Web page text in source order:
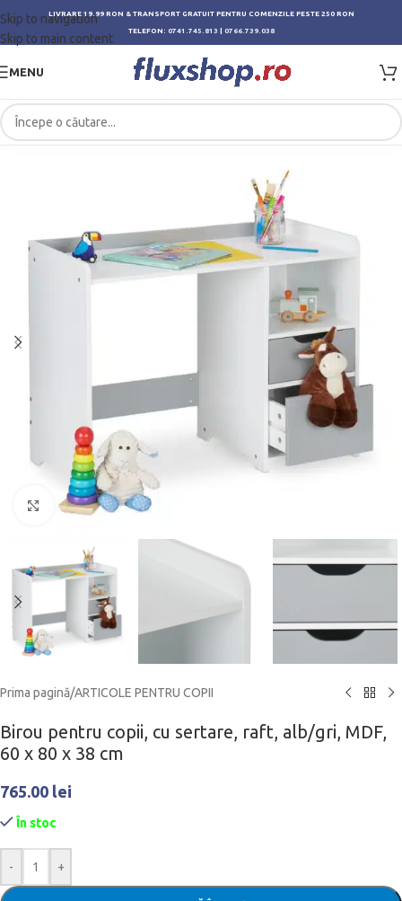
Skip to navigation
Skip to main content
LIVRARE 19.99 RON & TRANSPORT GRATUIT PENTRU COMENZILE PESTE 250 RON
TELEFON: 0741.745.813 0766.739.038
MENU
Click to enlarge
Prima pagină/ARTICOLE PENTRU COPII
Birou pentru copii, cu sertare, raft, alb/gri, MDF,
60 x 80 x 38 cm
765.00 lei
În stoc
- +